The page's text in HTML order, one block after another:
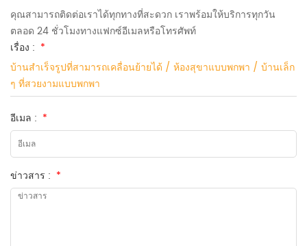
คุณสามารถติดต่อเราได้ทุกทางที่สะดวก เราพร้อมให้บริการทุกวัน
ตลอด 24 ชั่วโมงทางแฟกซ์อีเมลหรือโทรศัพท์
เรื่อง : *
บ้านสำเร็จรูปที่สามารถเคลื่อนย้ายได้ / ห้องสุขาแบบพกพา / บ้านเล็ก
ๆ ที่สวยงามแบบพกพา
อีเมล : *
ข่าวสาร : *